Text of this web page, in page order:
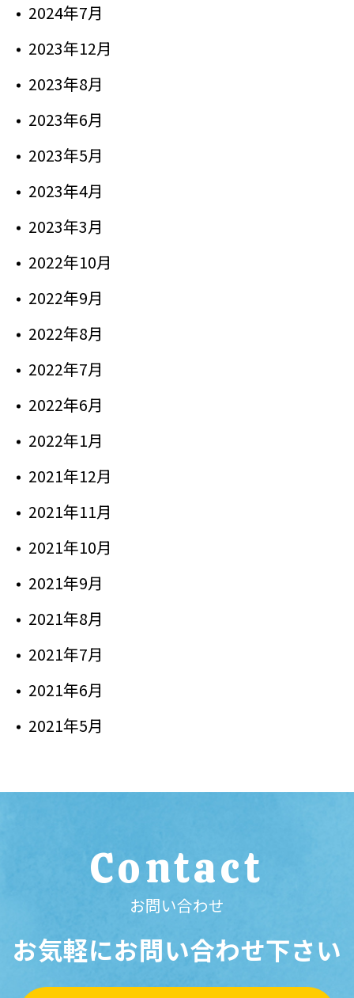
2024年7月
2023年12月
2023年8月
2023年6月
2023年5月
2023年4月
2023年3月
2022年10月
2022年9月
2022年8月
2022年7月
2022年6月
2022年1月
2021年12月
2021年11月
2021年10月
2021年9月
2021年8月
2021年7月
2021年6月
2021年5月
Contact
お問い合わせ
お気軽にお問い合わせ下さい